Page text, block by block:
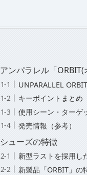
アンパラレル「
UNPARALLEL
キーポイントまとめ
使用シーン・ターゲ
発売情報（参考）
シューズの特徴
新型ラストを採用し
新製品「ORBIT」の